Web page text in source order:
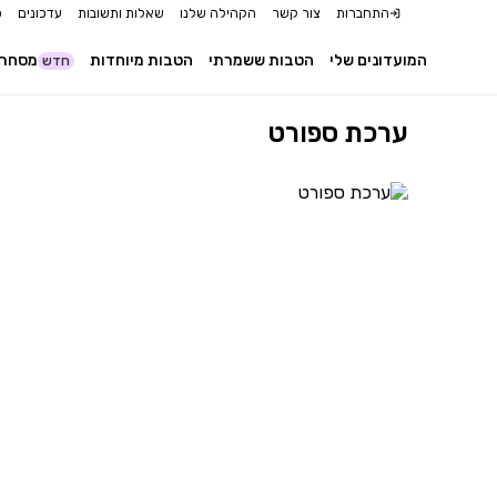
התחברות צור קשר הקהילה שלנו שאלות ותשובות עדכונים
חדש הטבות מיוחדות הטבות ששמרתי המועדונים שלי
ערכת ספורט